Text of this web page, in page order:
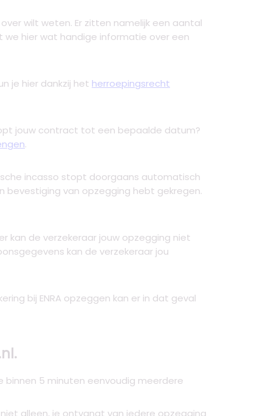
wilt weten. Er zitten namelijk een aantal
we hier wat handige informatie over een
je hier dankzij het herroepingsrecht
jouw contract tot een bepaalde datum?
.
incasso stopt doorgaans automatisch
bevestiging van opzegging hebt gekregen.
kan de verzekeraar jouw opzegging niet
kan de verzekeraar jou
bij ENRA opzeggen kan er in dat geval
binnen 5 minuten eenvoudig meerdere
alleen, je ontvangt van iedere opzegging